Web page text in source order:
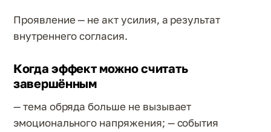
Проявление — не акт усилия, а результат
внутреннего согласия.
Когда эффект можно считать
завершённым
— тема обряда больше не вызывает
эмоционального напряжения; — события